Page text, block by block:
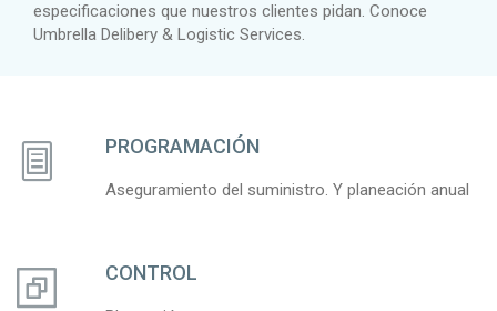
especificaciones que nuestros clientes pidan. Conoce
Umbrella Delibery & Logistic Services.
PROGRAMACIÓN
Aseguramiento del suministro. Y planeación anual
CONTROL